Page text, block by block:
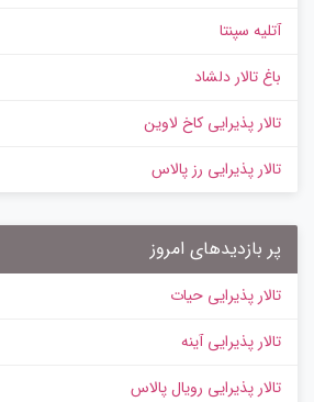
آتلیه سپنتا
باغ تالار دلشاد
تالار پذیرایی کاخ لاوین
تالار پذیرایی رز پالاس
پر بازدیدهای امروز
تالار پذیرایی حیات
تالار پذیرایی آینه
تالار پذیرایی رویال پالاس